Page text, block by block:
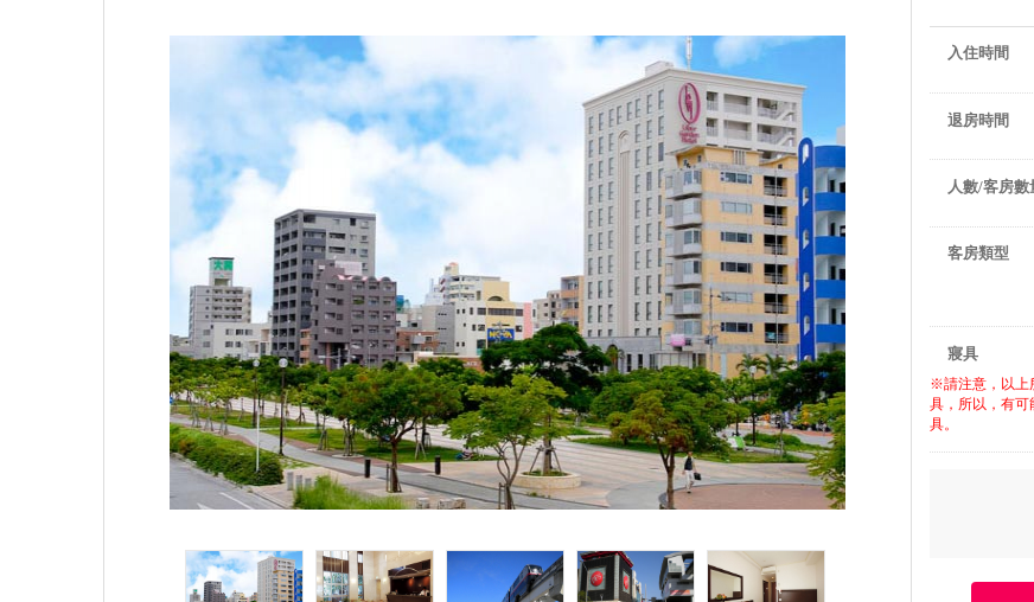
入住時間
退房時間
人數/客房數
客房類型
寢具
※請注意，以上
具，所以，有
具。